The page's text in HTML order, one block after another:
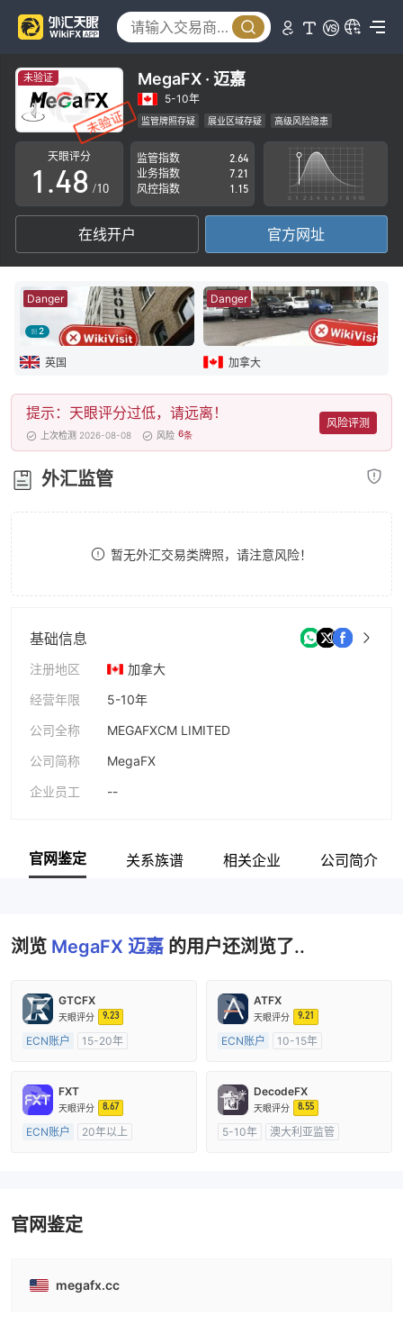
未验证 MegaFX · 迈嘉
5-10年
监管牌照存疑 展业区域存疑 高级风险隐患
天眼评分
0
1
2
3
4
5
6
7
8
9
.
0
1
2
3
4
5
6
7
8
9
4
5
6
7
8
9
/10
监管指数
2.64
业务指数
7.21
风控指数
1.15
在线开户 官方网址
2
Danger
英国
Danger
加拿大
提示：天眼评分过低，请远离！
上次检测 2026-08-08 风险 6条
风险评测
外汇监管
暂无外汇交易类牌照，请注意风险！
基础信息
注册地区
加拿大
经营年限
5-10年
公司全称
MEGAFXCM LIMITED
公司简称
MegaFX
企业员工
--
官网鉴定 关系族谱 相关企业 公司简介
浏览 MegaFX 迈嘉 的用户还浏览了..
GTCFX
天眼评分 9.23
ECN账户
15-20年
主标MT4
ATFX
天眼评分 9.21
ECN账户
10-15年
主标MT4
FXT
天眼评分 8.67
ECN账户
20年以上
DecodeFX
天眼评分 8.55
5-10年
澳大利亚监管
官网鉴定
megafx.cc